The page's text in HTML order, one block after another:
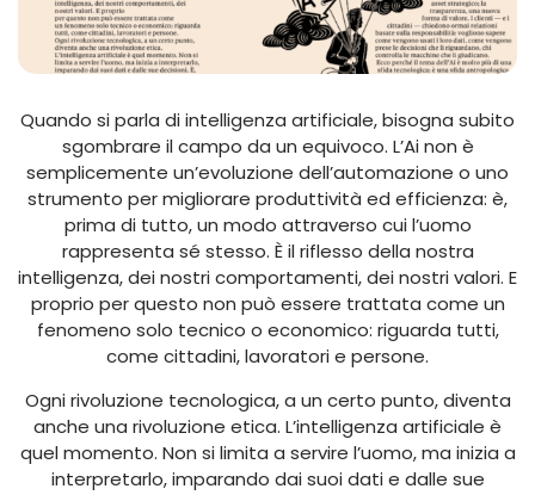
Quando si parla di intelligenza artificiale, bisogna subito
sgombrare il campo da un equivoco. L’Ai non è
semplicemente un’evoluzione dell’automazione o uno
strumento per migliorare produttività ed efficienza: è,
prima di tutto, un modo attraverso cui l’uomo
rappresenta sé stesso. È il riflesso della nostra
intelligenza, dei nostri comportamenti, dei nostri valori. E
proprio per questo non può essere trattata come un
fenomeno solo tecnico o economico: riguarda tutti,
come cittadini, lavoratori e persone.
Ogni rivoluzione tecnologica, a un certo punto, diventa
anche una rivoluzione etica. L’intelligenza artificiale è
quel momento. Non si limita a servire l’uomo, ma inizia a
interpretarlo, imparando dai suoi dati e dalle sue